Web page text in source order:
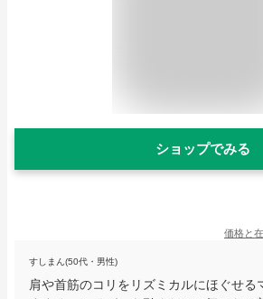
ショップでみる
価格と
すしまん(50代・男性)
肩や首筋のコリをリズミカルにほぐせる